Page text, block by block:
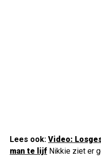
Lees ook: Video:
man te lijf Nikkie ziet er